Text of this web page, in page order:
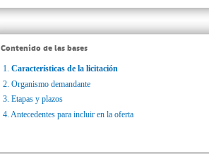
Contenido de las bases
1. Características de la licitación
2. Organismo demandante
3. Etapas y plazos
4. Antecedentes para incluir en la oferta